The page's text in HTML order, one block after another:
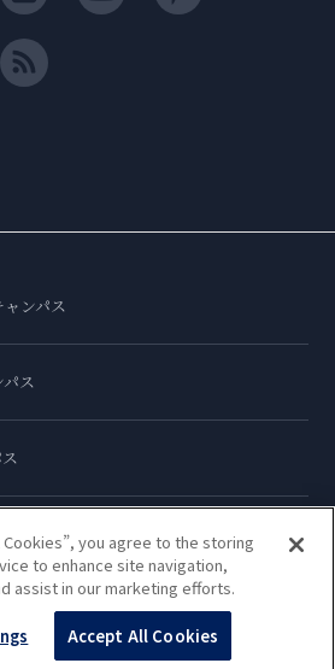
ンパス
ス
・インターナショナル
Bleu International B.V.All Rights Reserved.
you agree to the storing
to enhance site navigation,
assist in our marketing efforts.
Accept All Cookies